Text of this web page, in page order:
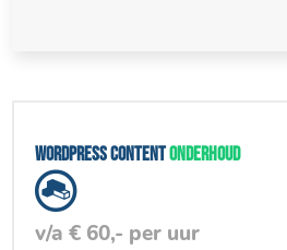
WordPress contentonderhoud
v/a € 60,- per uur